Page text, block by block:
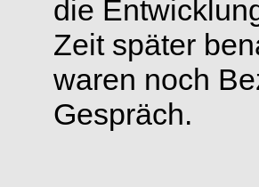
die
Zeit später
waren noch
Gespräch.